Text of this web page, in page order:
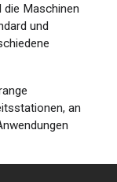
die Maschinen
und
an